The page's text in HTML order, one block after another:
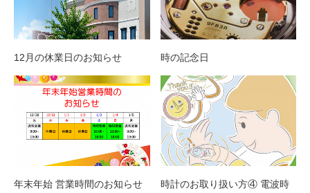
12月の休業日のお知らせ 時の記念日
年末年始 営業時間のお知らせ
時計のお取り扱い方④ 電波時